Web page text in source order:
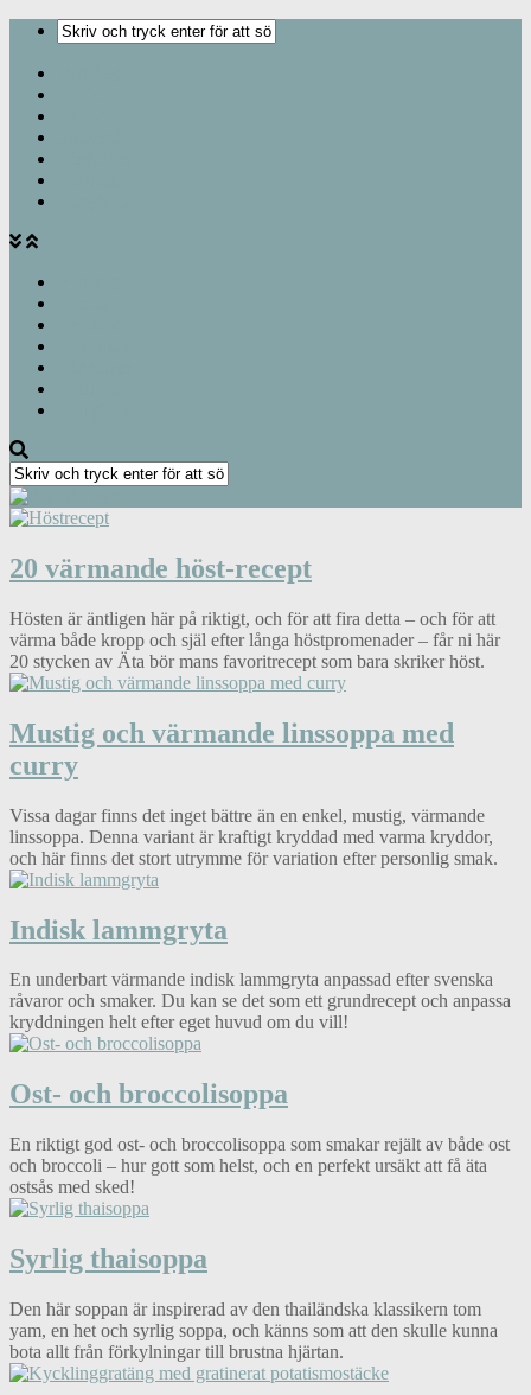
20 värmande höst-recept
Hösten är äntligen här på riktigt, och för att fira detta – och för att
värma både kropp och själ efter långa höstpromenader – får ni här
20 stycken av Äta bör mans favoritrecept som bara skriker höst.
Mustig och värmande linssoppa med
curry
Vissa dagar finns det inget bättre än en enkel, mustig, värmande
linssoppa. Denna variant är kraftigt kryddad med varma kryddor,
och här finns det stort utrymme för variation efter personlig smak.
Indisk lammgryta
En underbart värmande indisk lammgryta anpassad efter svenska
råvaror och smaker. Du kan se det som ett grundrecept och anpassa
kryddningen helt efter eget huvud om du vill!
Ost- och broccolisoppa
En riktigt god ost- och broccolisoppa som smakar rejält av både ost
och broccoli – hur gott som helst, och en perfekt ursäkt att få äta
ostsås med sked!
Syrlig thaisoppa
Den här soppan är inspirerad av den thailändska klassikern tom
yam, en het och syrlig soppa, och känns som att den skulle kunna
bota allt från förkylningar till brustna hjärtan.